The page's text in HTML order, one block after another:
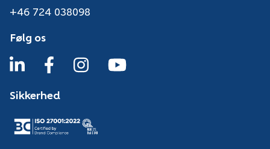
+46 724 038098
Følg os
Sikkerhed